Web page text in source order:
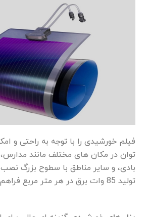
فیلم خورشیدی را با توجه به راحتی و
توان در مکان های مختلف مانند
بادی، و سایر مناطق با سطوح بزرگ
تولید 85 وات برق در هر متر مربع فراهم کرده…